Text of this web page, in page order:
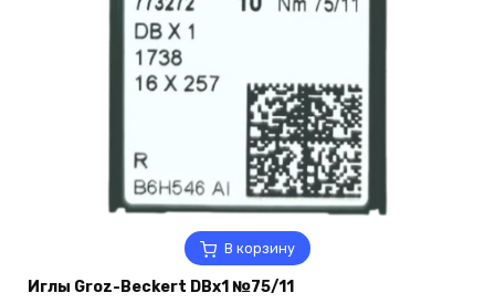
В корзину
Иглы Groz-Beckert DBx1 №75/11